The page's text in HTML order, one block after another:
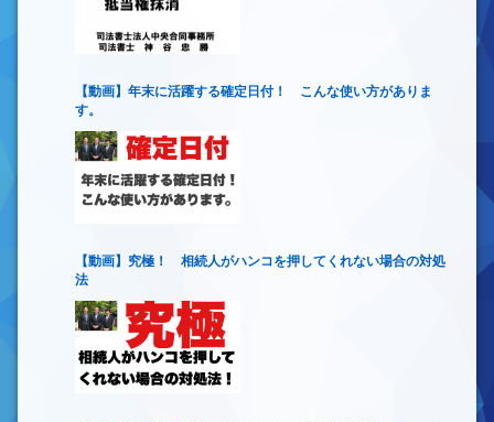
【動画】年末に活躍する確定日付！ こんな使い方がありま
す。
【動画】究極！ 相続人がハンコを押してくれない場合の対処
法